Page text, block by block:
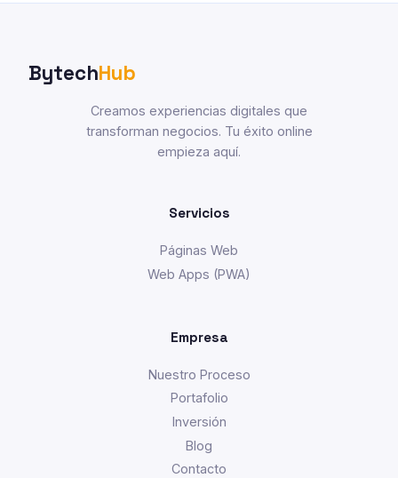
BytechHub
Creamos experiencias digitales que
transforman negocios. Tu éxito online
empieza aquí.
Servicios
Páginas Web
Web Apps (PWA)
Empresa
Nuestro Proceso
Portafolio
Inversión
Blog
Contacto